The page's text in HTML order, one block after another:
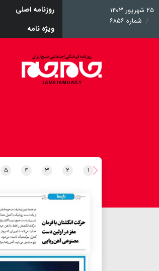
۲۵ شهریور ۱۴۰۳
شماره ۶۸۵۶
روزنامه اصلی
ویژه نامه
۱ ۲ ۳ ۴ ۵